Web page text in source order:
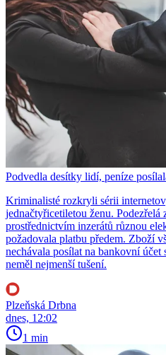
Podvedla desítky lidí, peníze
Kriminalisté rozkryli sérii
jednačtyřicetiletou ženu. Podezřelá
prostřednictvím inzerátů různou
požadovala platbu předem. Zboží
nechávala posílat na bankovní
neměl nejmenší tušení.
Plzeňská Drbna
dnes, 12:02
1 min